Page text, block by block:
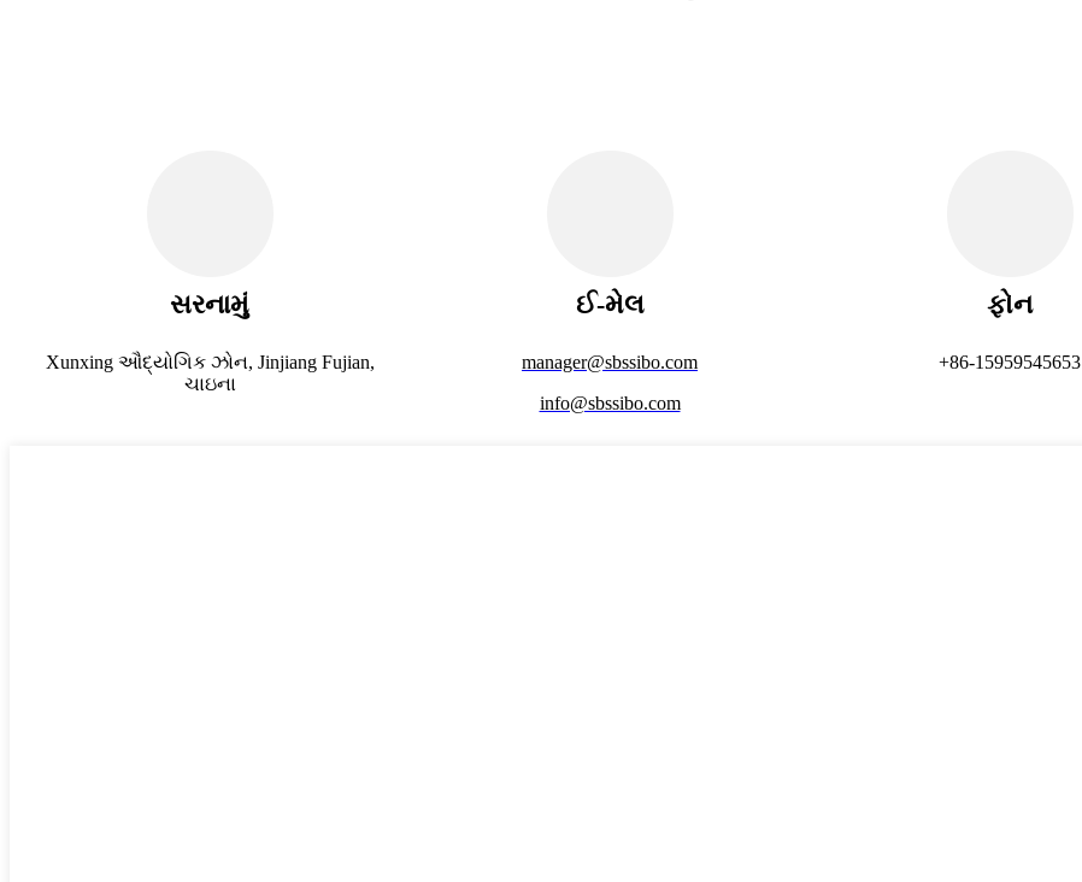
સરનામું
Xunxing ઔદ્યોગિક ઝોન, Jinjiang Fujian,
ચાઇના
ઈ-મેલ
manager@sbssibo.com
info@sbssibo.com
ફોન
+86-15959545653